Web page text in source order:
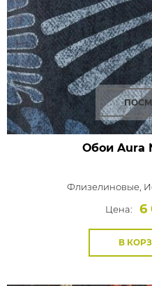
Обои Aura
Флизелиновые,
Цена:
6
В